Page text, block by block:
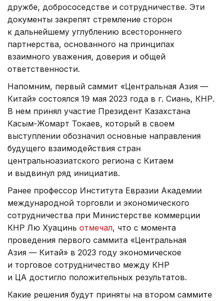
дружбе, добрососедстве и сотрудничестве. Эти
документы закрепят стремление сторон
к дальнейшему углублению всестороннего
партнерства, основанного на принципах
взаимного уважения, доверия и общей
ответственности.
Напомним, первый саммит «Центральная Азия —
Китай» состоялся 19 мая 2023 года в г. Сиань, КНР.
В нем принял участие Президент Казахстана
Касым-Жомарт Токаев, который в своем
выступлении обозначил основные направления
будущего взаимодействия стран
центральноазиатского региона с Китаем
и выдвинул ряд инициатив.
Ранее профессор Института Евразии Академии
международной торговли и экономического
сотрудничества при Министерстве коммерции
КНР Лю Хуацинь отмечал, что с момента
проведения первого саммита «Центральная
Азия — Китай» в 2023 году экономическое
и торговое сотрудничество между КНР
и ЦА достигло положительных результатов.
Какие решения будут приняты на втором саммите